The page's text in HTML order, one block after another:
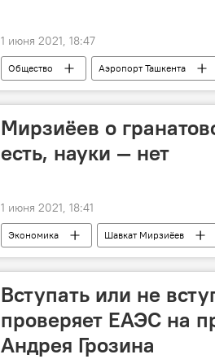
1 июня 2021, 18:47
Общество Аэропорт Ташкента
Мирзиёев о
есть, науки — нет
1 июня 2021, 18:41
Экономика Шавкат Мирзиёев
Поездки президента Шавката Мирзиёева по
Вступать или не
проверяет ЕАЭС на
Андрея Грозина